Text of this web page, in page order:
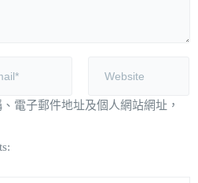
電子郵件地址及個人網站網址，